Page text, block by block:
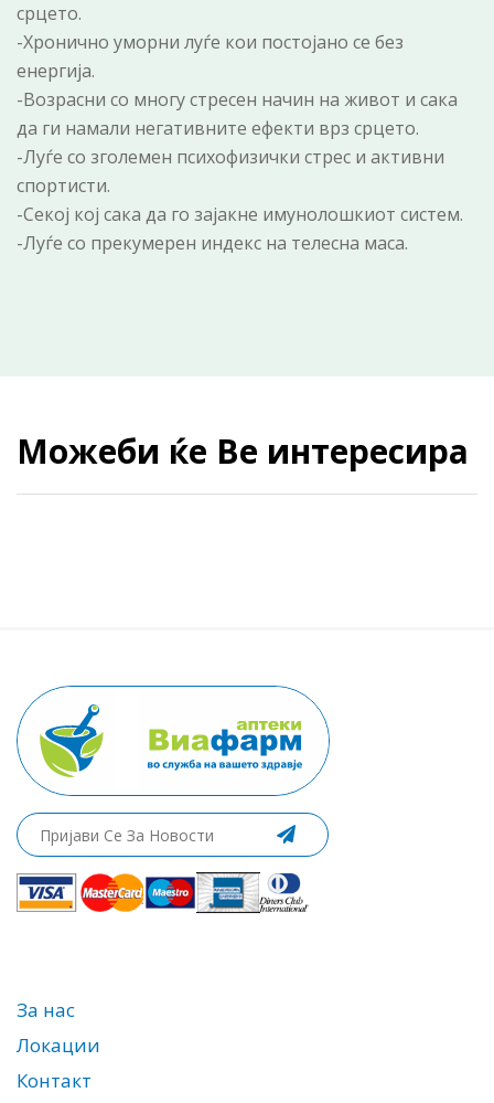
срцето.
-Хронично уморни луѓе кои постојано се без
енергија.
-Возрасни со многу стресен начин на живот и сака
да ги намали негативните ефекти врз срцето.
-Луѓе со зголемен психофизички стрес и активни
спортисти.
-Секој кој сака да го зајакне имунолошкиот систем.
-Луѓе со прекумерен индекс на телесна маса.
Можеби ќе Ве интересира
За нас
Локации
Контакт